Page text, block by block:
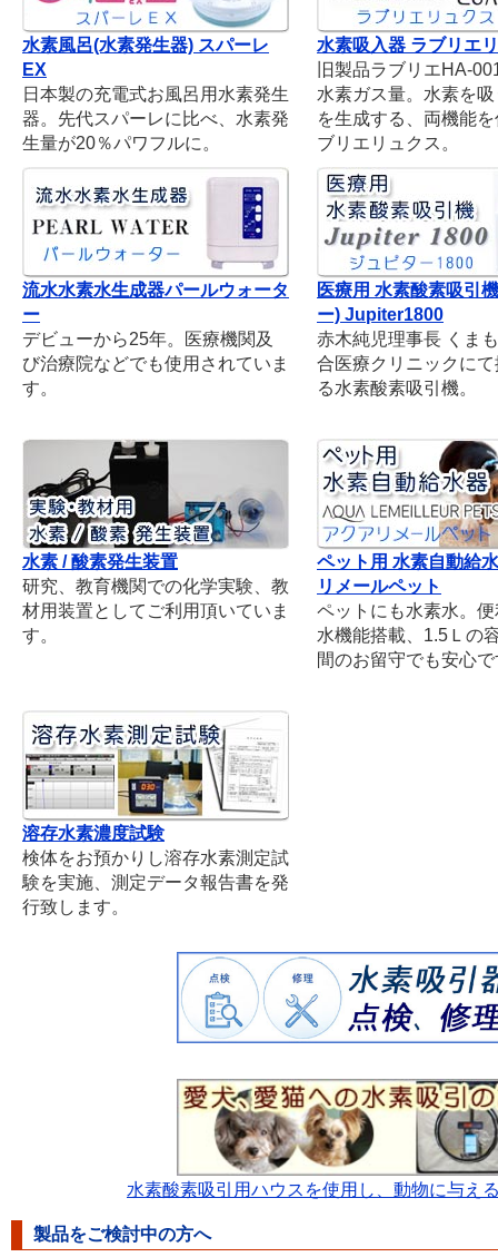
水素風呂(水素発生器) スパーレ
EX
日本製の充電式お風呂用水素発生
器。先代スパーレに比べ、水素発
生量が20％パワフルに。
水素吸入器 ラブリエ
旧製品ラブリエHA-
水素ガス量。水素を
を生成する、両機能
ブリエリュクス。
流水水素水生成器パールウォータ
ー
デビューから25年。医療機関及
び治療院などでも使用されていま
す。
医療用 水素酸素吸引
ー) Jupiter1800
赤木純児理事長 くま
合医療クリニックに
る水素酸素吸引機。
水素 / 酸素発生装置
研究、教育機関での化学実験、教
材用装置としてご利用頂いていま
す。
ペット用 水素自動給
リメールペット
ペットにも水素水。
水機能搭載、1.5Ｌの
間のお留守でも安心
溶存水素濃度試験
検体をお預かりし溶存水素測定試
験を実施、測定データ報告書を発
行致します。
水素酸素吸引用ハウスを使用し、動物に与え
製品をご検討中の方へ